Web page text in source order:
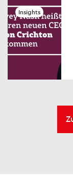
Insights